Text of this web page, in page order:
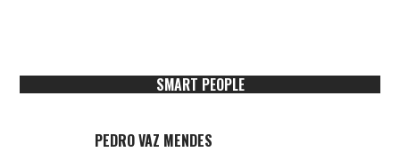
SMART PEOPLE
PEDRO VAZ MENDES